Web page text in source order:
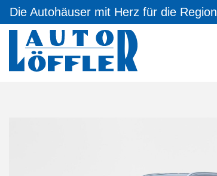
Die Autohäuser mit Herz für die Region